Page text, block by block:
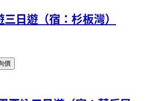
日遊（宿：杉板灣）
價